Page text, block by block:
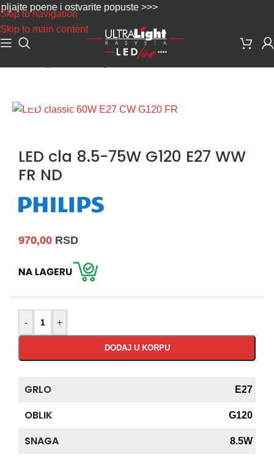
Skip to navigation
Skip to main content
poene i ostvarite popuste >>>
LED cla 8.5-75W G120 E27 WW
FR ND
970,00 RSD
- +
DODAJ U KORPU
GRLO E27
OBLIK G120
SNAGA 8.5W